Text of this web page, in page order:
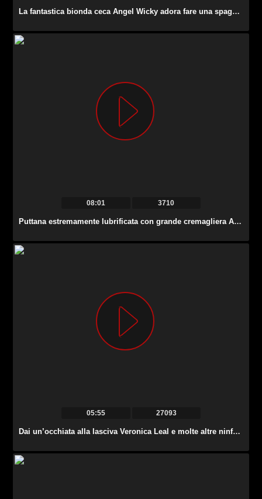
La fantastica bionda ceca Angel Wicky adora fare una spagnola alla forte BBC.
08:01 3710
Puttana estremamente lubrificata con grande cremagliera Adrianna Nicole è fottuta alla pecorina.
05:55 27093
Dai un’occhiata alla lasciva Veronica Leal e molte altre ninfomani nella compilation di pompini.